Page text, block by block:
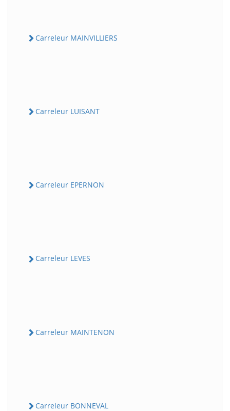
Carreleur MAINVILLIERS
Carreleur LUISANT
Carreleur EPERNON
Carreleur LEVES
Carreleur MAINTENON
Carreleur BONNEVAL